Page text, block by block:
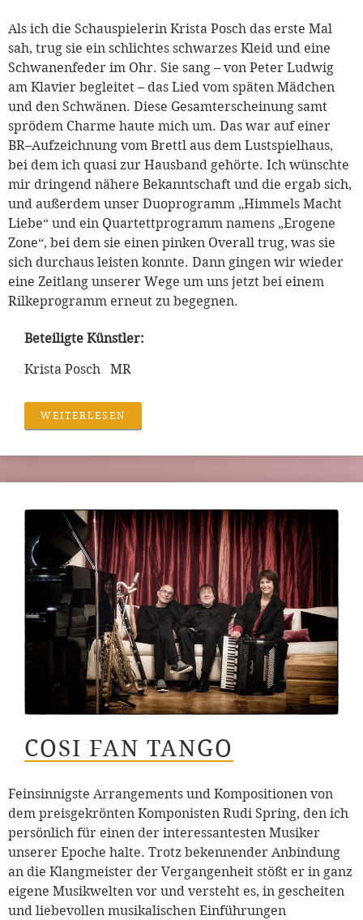
Als ich die Schauspielerin Krista Posch das erste Mal
sah, trug sie ein schlichtes schwarzes Kleid und eine
Schwanenfeder im Ohr. Sie sang – von Peter Ludwig
am Klavier begleitet – das Lied vom späten Mädchen
und den Schwänen. Diese Gesamterscheinung samt
sprödem Charme haute mich um. Das war auf einer
BR–Aufzeichnung vom Brettl aus dem Lustspielhaus,
bei dem ich quasi zur Hausband gehörte. Ich wünschte
mir dringend nähere Bekanntschaft und die ergab sich,
und außerdem unser Duoprogramm „Himmels Macht
Liebe“ und ein Quartettprogramm namens „Erogene
Zone“, bei dem sie einen pinken Overall trug, was sie
sich durchaus leisten konnte. Dann gingen wir wieder
eine Zeitlang unserer Wege um uns jetzt bei einem
Rilkeprogramm erneut zu begegnen.
Beteiligte Künstler:
Krista Posch MR
WEITERLESEN
COSI FAN TANGO
Feinsinnigste Arrangements und Kompositionen von
dem preisgekrönten Komponisten Rudi Spring, den ich
persönlich für einen der interessantesten Musiker
unserer Epoche halte. Trotz bekennender Anbindung
an die Klangmeister der Vergangenheit stößt er in ganz
eigene Musikwelten vor und versteht es, in gescheiten
und liebevollen musikalischen Einführungen